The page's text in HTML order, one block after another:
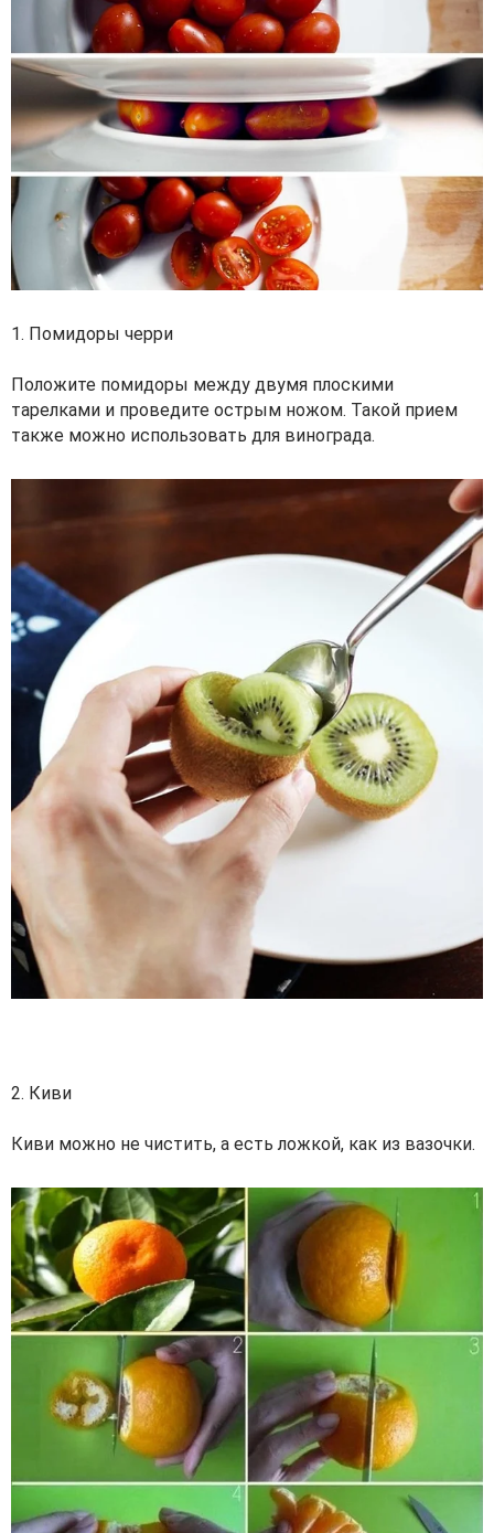
1. Помидоры черри
Положите помидоры между двумя плоскими
тарелками и проведите острым ножом. Такой прием
также можно использовать для винограда.
2. Киви
Киви можно не чистить, а есть ложкой, как из вазочки.